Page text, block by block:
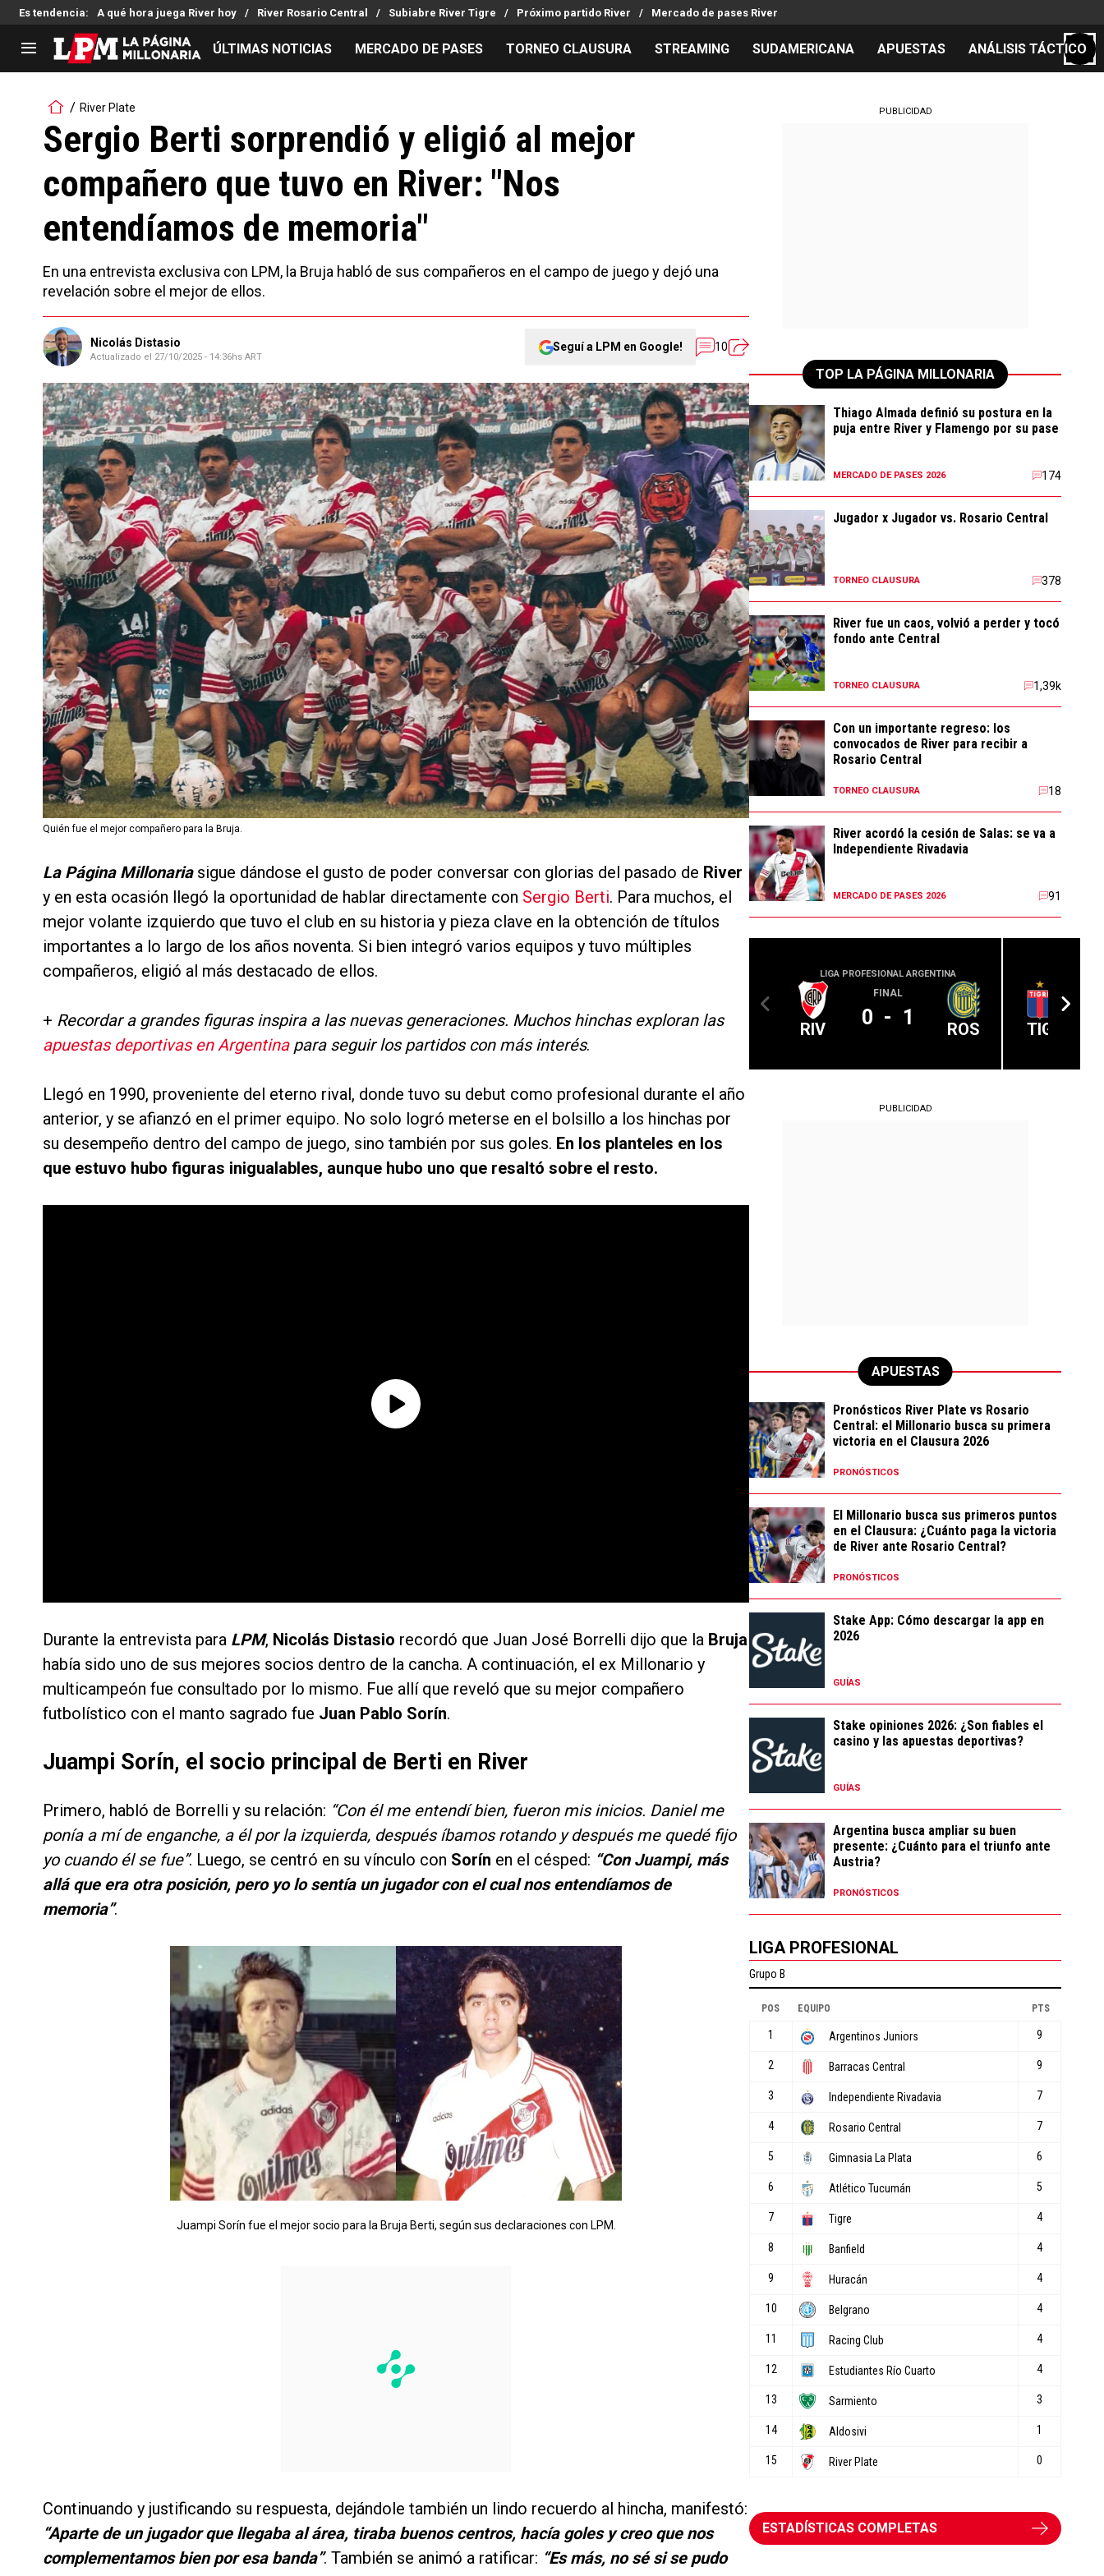
Es tendencia: A qué hora juega River hoy River Rosario Central Subiabre River Tigre Próximo partido River Mercado de pases River
LIGA PROFESIONAL
Noticias
Tabla de posiciones
Reserva
Copa Sudamericana
Copa Argentina
Selección Argentina
Mercado de Pases
Análisis tácticos
Juanfer Quintero
Chacho Coudet
Ex River
Streaming
Entradas
Hinchas
Los goles de River
ÚLTIMAS NOTICIAS MERCADO DE PASES TORNEO CLAUSURA STREAMING SUDAMERICANA APUESTAS ANÁLISIS TÁCTICO
River Plate
Sergio Berti sorprendió y eligió al mejor
compañero que tuvo en River: "Nos
entendíamos de memoria"
En una entrevista exclusiva con LPM, la Bruja habló de sus compañeros en el campo de juego y dejó una
revelación sobre el mejor de ellos.
Nicolás Distasio
Actualizado el 27/10/2025 - 14:36hs ART
Seguí a LPM en Google! 10
Quién fue el mejor compañero para la Bruja.
La Página Millonariasigue dándose el gusto de poder conversar con glorias del pasado de River
y en esta ocasión llegó la oportunidad de hablar directamente con Sergio Berti. Para muchos, el
mejor volante izquierdo que tuvo el club en su historia y pieza clave en la obtención de títulos
importantes a lo largo de los años noventa. Si bien integró varios equipos y tuvo múltiples
compañeros, eligió al más destacado de ellos.
+ Recordar a grandes figuras inspira a las nuevas generaciones. Muchos hinchas exploran las
apuestas deportivas en Argentinapara seguir los partidos con más interés.
Llegó en 1990, proveniente del eterno rival, donde tuvo su debut como profesional durante el año
anterior, y se afianzó en el primer equipo. No solo logró meterse en el bolsillo a los hinchas por
su desempeño dentro del campo de juego, sino también por sus goles. En los planteles en los
que estuvo hubo figuras inigualables, aunque hubo uno que resaltó sobre el resto.
Durante la entrevista para LPM, Nicolás Distasio recordó que Juan José Borrelli dijo que la Bruja
había sido uno de sus mejores socios dentro de la cancha. A continuación, el ex Millonario y
multicampeón fue consultado por lo mismo. Fue allí que reveló que su mejor compañero
futbolístico con el manto sagrado fue Juan Pablo Sorín.
Juampi Sorín, el socio principal de Berti en River
Primero, habló de Borrelli y su relación: “Con él me entendí bien, fueron mis inicios. Daniel me
ponía a mí de enganche, a él por la izquierda, después íbamos rotando y después me quedé fijo
yo cuando él se fue”. Luego, se centró en su vínculo con Sorín en el césped: “Con Juampi, más
allá que era otra posición, pero yo lo sentía un jugador con el cual nos entendíamos de
memoria”.
Juampi Sorín fue el mejor socio para la Bruja Berti, según sus declaraciones con LPM.
Continuando y justificando su respuesta, dejándole también un lindo recuerdo al hincha, manifestó:
“Aparte de un jugador que llegaba al área, tiraba buenos centros, hacía goles y creo que nos
complementamos bien por esa banda”. También se animó a ratificar: “Es más, no sé si se pudo
PUBLICIDAD
TOP LA PÁGINA MILLONARIA
Thiago Almada definió su postura en la
puja entre River y Flamengo por su pase
MERCADO DE PASES 2026 174
Jugador x Jugador vs. Rosario Central
TORNEO CLAUSURA 378
River fue un caos, volvió a perder y tocó
fondo ante Central
TORNEO CLAUSURA 1,39k
Con un importante regreso: los
convocados de River para recibir a
Rosario Central
TORNEO CLAUSURA 18
River acordó la cesión de Salas: se va a
Independiente Rivadavia
MERCADO DE PASES 2026 91
LIGA PROFESIONAL ARGENTINA
RIV
FINAL
0 - 1 ROS TIG
PUBLICIDAD
APUESTAS
Pronósticos River Plate vs Rosario
Central: el Millonario busca su primera
victoria en el Clausura 2026
PRONÓSTICOS
El Millonario busca sus primeros puntos
en el Clausura: ¿Cuánto paga la victoria
de River ante Rosario Central?
PRONÓSTICOS
Stake App: Cómo descargar la app en
2026
GUÍAS
Stake opiniones 2026: ¿Son fiables el
casino y las apuestas deportivas?
GUÍAS
Argentina busca ampliar su buen
presente: ¿Cuánto para el triunfo ante
Austria?
PRONÓSTICOS
LIGA PROFESIONAL
ESTADÍSTICAS COMPLETAS